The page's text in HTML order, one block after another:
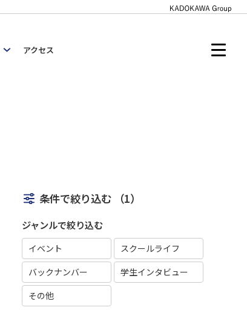
アクセス
条件で絞り込む （1）
ジャンルで絞り込む
イベント
スクールライフ
バックナンバー
学生インタビュー
その他